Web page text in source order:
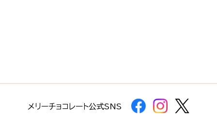
メリーチョコレート公式SNS